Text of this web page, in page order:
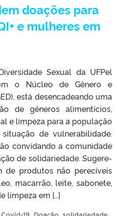
doações para
e mulheres em
Sexual da UFPel
o Núcleo de Gênero e
está desencadeando uma
de gêneros alimentícios,
e limpeza para a população
de vulnerabilidade.
convidando a comunidade
de solidariedade. Sugere-
de produtos não perecíveis
macarrão, leite, sabonete,
limpeza em […]